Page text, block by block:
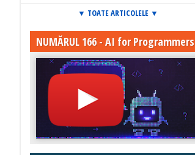
▼ TOATE ARTICOLELE ▼
NUMĂRUL 166 - AI for Programmers